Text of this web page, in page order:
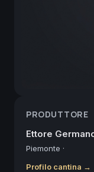
PRODUTTORE
Ettore
Piemonte ·
Profilo cantina →